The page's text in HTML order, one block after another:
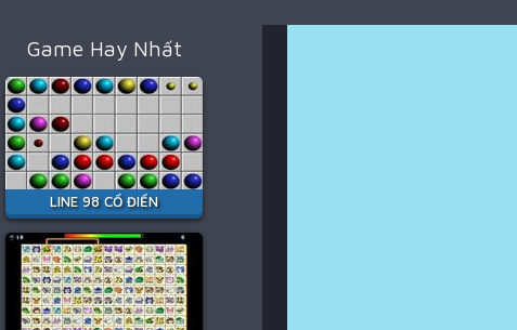
Game Hay Nhất
LINE 98 CỔ ĐIỂN